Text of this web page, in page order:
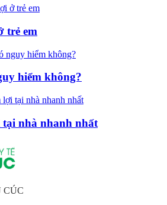
trẻ em
hiểm không?
tại nhà nhanh nhất
CÚC